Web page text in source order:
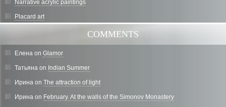
Narrative acrylic paintings
Placard art
COMMENTS
Елена on Glamor
Татьяна on Indian Summer
Ирина on The attraction of light
Ирина on February. At the walls of the Simonov Monastery